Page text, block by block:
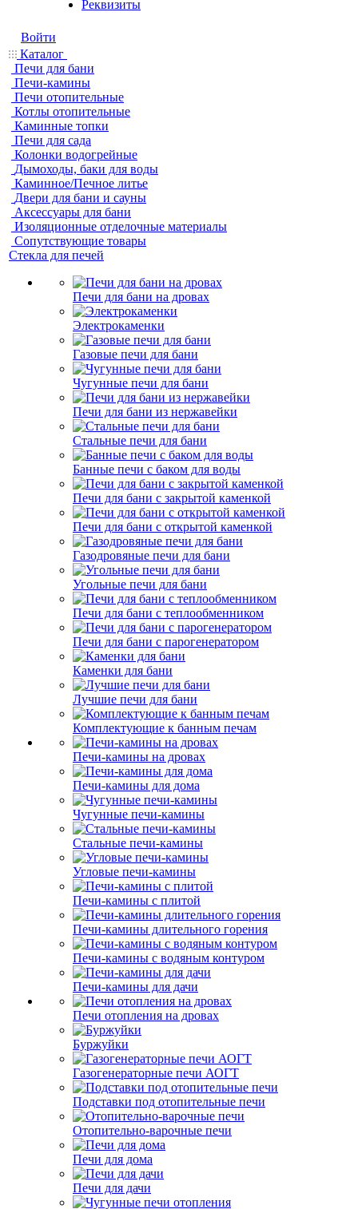
Реквизиты
Войти
Каталог
Печи для бани
Печи-камины
Печи отопительные
Котлы отопительные
Каминные топки
Печи для сада
Колонки водогрейные
Дымоходы, баки для воды
Каминное/Печное литье
Двери для бани и сауны
Аксессуары для бани
Изоляционные отделочные материалы
Сопутствующие товары
Стекла для печей
Печи для бани на дровах
Электрокаменки
Газовые печи для бани
Чугунные печи для бани
Печи для бани из нержавейки
Стальные печи для бани
Банные печи с баком для воды
Печи для бани с закрытой каменкой
Печи для бани с открытой каменкой
Газодровяные печи для бани
Угольные печи для бани
Печи для бани с теплообменником
Печи для бани с парогенератором
Каменки для бани
Лучшие печи для бани
Комплектующие к банным печам
Печи-камины на дровах
Печи-камины для дома
Чугунные печи-камины
Стальные печи-камины
Угловые печи-камины
Печи-камины с плитой
Печи-камины длительного горения
Печи-камины с водяным контуром
Печи-камины для дачи
Печи отопления на дровах
Буржуйки
Газогенераторные печи АОГТ
Подставки под отопительные печи
Отопительно-варочные печи
Печи для дома
Печи для дачи